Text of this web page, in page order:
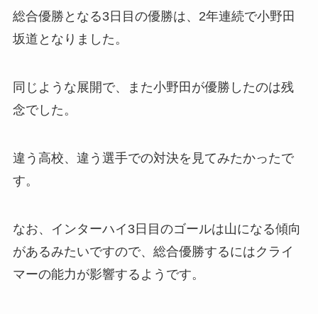
総合優勝となる3日目の優勝は、2年連続で小野田
坂道となりました。
同じような展開で、また小野田が優勝したのは残
念でした。
違う高校、違う選手での対決を見てみたかったで
す。
なお、インターハイ3日目のゴールは山になる傾向
があるみたいですので、総合優勝するにはクライ
マーの能力が影響するようです。